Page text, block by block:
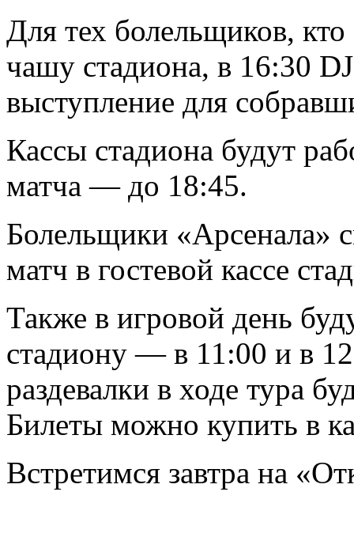
Для тех болельщиков,
чашу стадиона, в 16:30
выступление для
Кассы стадиона будут
матча — до 18:45.
Болельщики «Арсенала»
матч в гостевой кассе
Также в игровой день
стадиону — в 11:00 и в
раздевалки в ходе тура
Билеты можно купить в
Встретимся завтра на